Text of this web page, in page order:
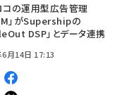
コの運用型広告管理
」がSupershipの
DSP」とデータ連携
6月14日 17:13